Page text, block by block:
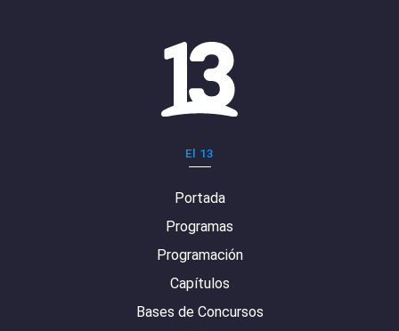
El 13
Portada
Programas
Programación
Capítulos
Bases de Concursos